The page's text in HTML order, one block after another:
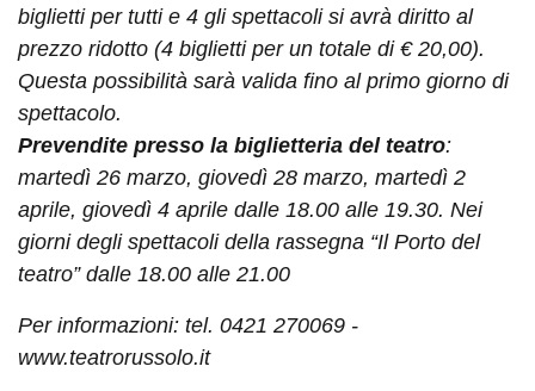
biglietti per tutti e 4 gli spettacoli si avrà diritto al
prezzo ridotto (4 biglietti per un totale di € 20,00).
Questa possibilità sarà valida fino al primo giorno di
spettacolo.
Prevendite presso la biglietteria del teatro:
martedì 26 marzo, giovedì 28 marzo, martedì 2
aprile, giovedì 4 aprile dalle 18.00 alle 19.30. Nei
giorni degli spettacoli della rassegna “Il Porto del
teatro” dalle 18.00 alle 21.00
Per informazioni: tel. 0421 270069 -
www.teatrorussolo.it